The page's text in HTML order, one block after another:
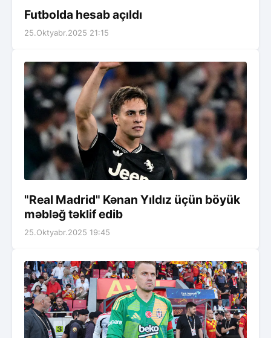
Futbolda hesab açıldı
25.Oktyabr.2025 21:15
"Real Madrid" Kənan Yıldız üçün böyük
məbləğ təklif edib
25.Oktyabr.2025 19:45